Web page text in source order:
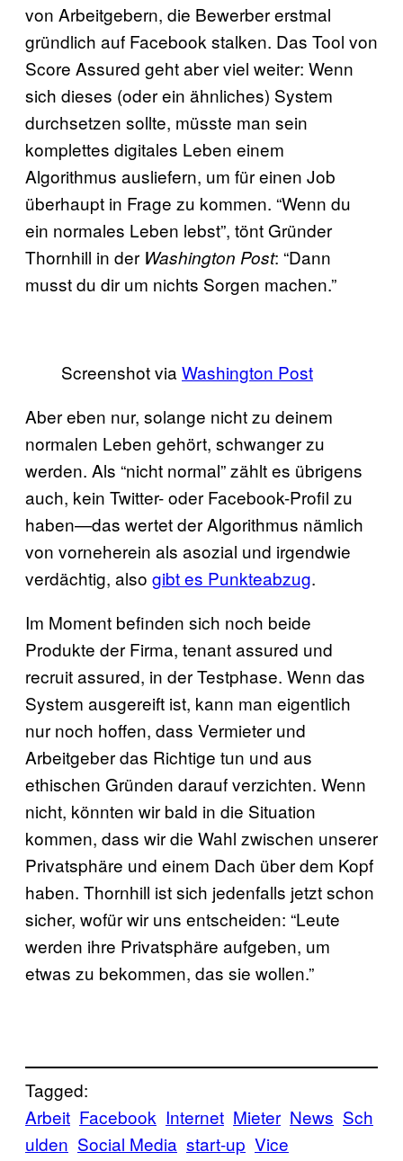
von Arbeitgebern, die Bewerber erstmal
gründlich auf Facebook stalken. Das Tool von
Score Assured geht aber viel weiter: Wenn
sich dieses (oder ein ähnliches) System
durchsetzen sollte, müsste man sein
komplettes digitales Leben einem
Algorithmus ausliefern, um für einen Job
überhaupt in Frage zu kommen. “Wenn du
ein normales Leben lebst”, tönt Gründer
Thornhill in der Washington Post: “Dann
musst du dir um nichts Sorgen machen.”
Screenshot via Washington Post
Aber eben nur, solange nicht zu deinem
normalen Leben gehört, schwanger zu
werden. Als “nicht normal” zählt es übrigens
auch, kein Twitter- oder Facebook-Profil zu
haben—das wertet der Algorithmus nämlich
von vorneherein als asozial und irgendwie
verdächtig, also gibt es Punkteabzug.
Im Moment befinden sich noch beide
Produkte der Firma, tenant assured und
recruit assured, in der Testphase. Wenn das
System ausgereift ist, kann man eigentlich
nur noch hoffen, dass Vermieter und
Arbeitgeber das Richtige tun und aus
ethischen Gründen darauf verzichten. Wenn
nicht, könnten wir bald in die Situation
kommen, dass wir die Wahl zwischen unserer
Privatsphäre und einem Dach über dem Kopf
haben. Thornhill ist sich jedenfalls jetzt schon
sicher, wofür wir uns entscheiden: “Leute
werden ihre Privatsphäre aufgeben, um
etwas zu bekommen, das sie wollen.”
Tagged:
Arbeit Facebook Internet Mieter News Sch
ulden Social Media start-up Vice